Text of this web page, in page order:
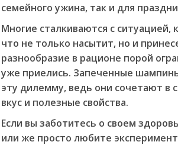
семейного ужина, так и для
Многие сталкиваются с ситуацией,
что не только насытит, но и
разнообразие в рационе порой
уже приелись. Запеченные
эту дилемму, ведь они сочетают в
вкус и полезные свойства.
Если вы заботитесь о своем
или же просто любите